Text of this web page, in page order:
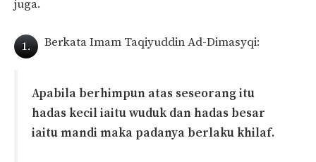
juga.
1. Berkata Imam Taqiyuddin Ad-Dimasyqi:
Apabila berhimpun atas seseorang itu
hadas kecil iaitu wuduk dan hadas besar
iaitu mandi maka padanya berlaku khilaf.